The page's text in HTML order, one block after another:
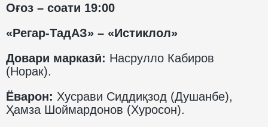
Оғоз – соати 19:00
«Регар-ТадАЗ» – «Истиклол»
Довари марказӣ: Насрулло Кабиров
(Норак).
Ёварон: Хусрави Сиддиқзод (Душанбе),
Ҳамза Шоймардонов (Хуросон).